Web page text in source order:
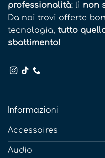
professionalità: lì non
Da noi trovi offerte
tecnologia, tutto
sbattimento!
Informazioni
Accessoires
Audio